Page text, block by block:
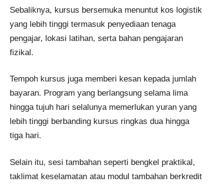
Sebaliknya, kursus bersemuka menuntut kos logistik
yang lebih tinggi termasuk penyediaan tenaga
pengajar, lokasi latihan, serta bahan pengajaran
fizikal.
Tempoh kursus juga memberi kesan kepada jumlah
bayaran. Program yang berlangsung selama lima
hingga tujuh hari selalunya memerlukan yuran yang
lebih tinggi berbanding kursus ringkas dua hingga
tiga hari.
Selain itu, sesi tambahan seperti bengkel praktikal,
taklimat keselamatan atau modul tambahan berkredit